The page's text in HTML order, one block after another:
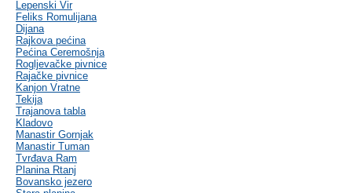
Lepenski Vir
Feliks Romulijana
Dijana
Rajkova pećina
Pećina Ceremošnja
Rogljevačke pivnice
Rajačke pivnice
Kanjon Vratne
Tekija
Trajanova tabla
Kladovo
Manastir Gornjak
Manastir Tuman
Tvrđava Ram
Planina Rtanj
Bovansko jezero